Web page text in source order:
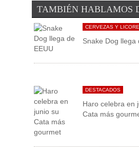
TAMBIÉN HABLAMOS
CERVEZAS Y
Snake Dog llega
DESTACADOS
Haro celebra en
Cata más